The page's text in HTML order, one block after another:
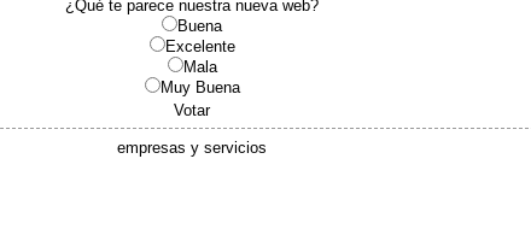
¿Qué te parece nuestra nueva web?
Buena
Excelente
Mala
Muy Buena
Votar
empresas y servicios